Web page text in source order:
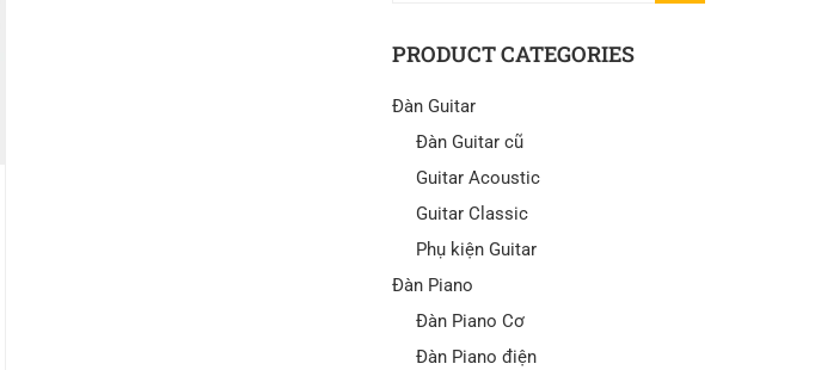
PRODUCT CATEGORIES
Đàn Guitar
Đàn Guitar cũ
Guitar Acoustic
Guitar Classic
Phụ kiện Guitar
Đàn Piano
Đàn Piano Cơ
Đàn Piano điện